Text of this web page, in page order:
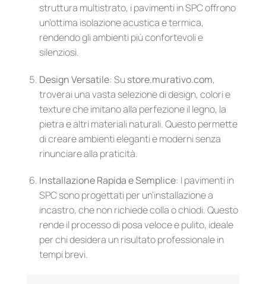
struttura multistrato, i pavimenti in SPC offrono
un’ottima isolazione acustica e termica,
rendendo gli ambienti più confortevoli e
silenziosi.
Design Versatile: Sustore.murativo.com,
troverai una vasta selezione di design, colori e
texture che imitano alla perfezione il legno, la
pietra e altri materiali naturali. Questo permette
di creare ambienti eleganti e moderni senza
rinunciare alla praticità.
Installazione Rapida e Semplice: I pavimenti in
SPC sono progettati per un’installazione a
incastro, che non richiede colla o chiodi. Questo
rende il processo di posa veloce e pulito, ideale
per chi desidera un risultato professionale in
tempi brevi.